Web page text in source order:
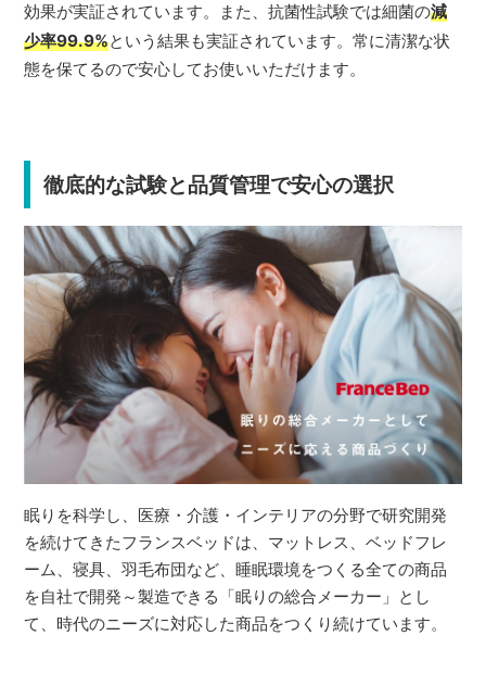
効果が実証されています。また、抗菌性試験では細菌の減
少率99.9%という結果も実証されています。常に清潔な状
態を保てるので安心してお使いいただけます。
徹底的な試験と品質管理で安心の選択
眠りを科学し、医療・介護・インテリアの分野で研究開発
を続けてきたフランスベッドは、マットレス、ベッドフレ
ーム、寝具、羽毛布団など、睡眠環境をつくる全ての商品
を自社で開発～製造できる「眠りの総合メーカー」とし
て、時代のニーズに対応した商品をつくり続けています。